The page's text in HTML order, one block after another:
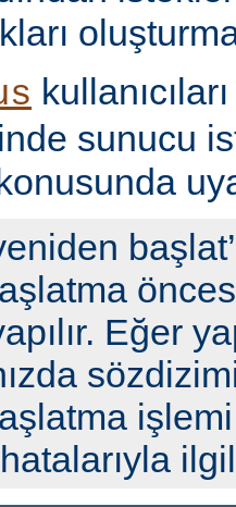
sunucu
konusunda
Eğer